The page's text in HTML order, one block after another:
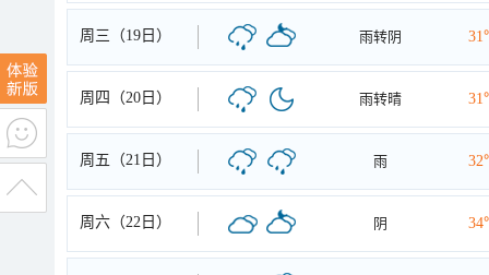
周三（19日） 雨转阴
周四（20日） 雨转晴
周五（21日） 雨
周六（22日） 阴